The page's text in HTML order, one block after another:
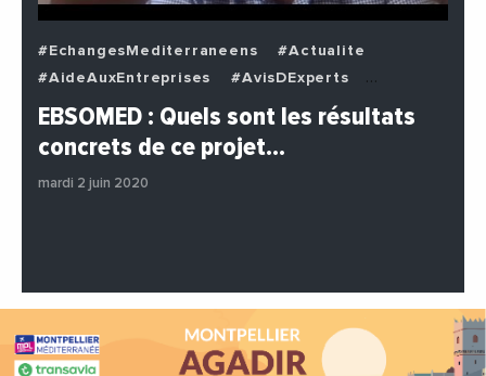
#EchangesMediterraneens
#Actualite
#AideAuxEntreprises
#AvisDExperts
#BuzzNews
#Decideurs
#Entreprises
#Institutions
EBSOMED : Quels sont les résultats
concrets de ce projet…
mardi 2 juin 2020